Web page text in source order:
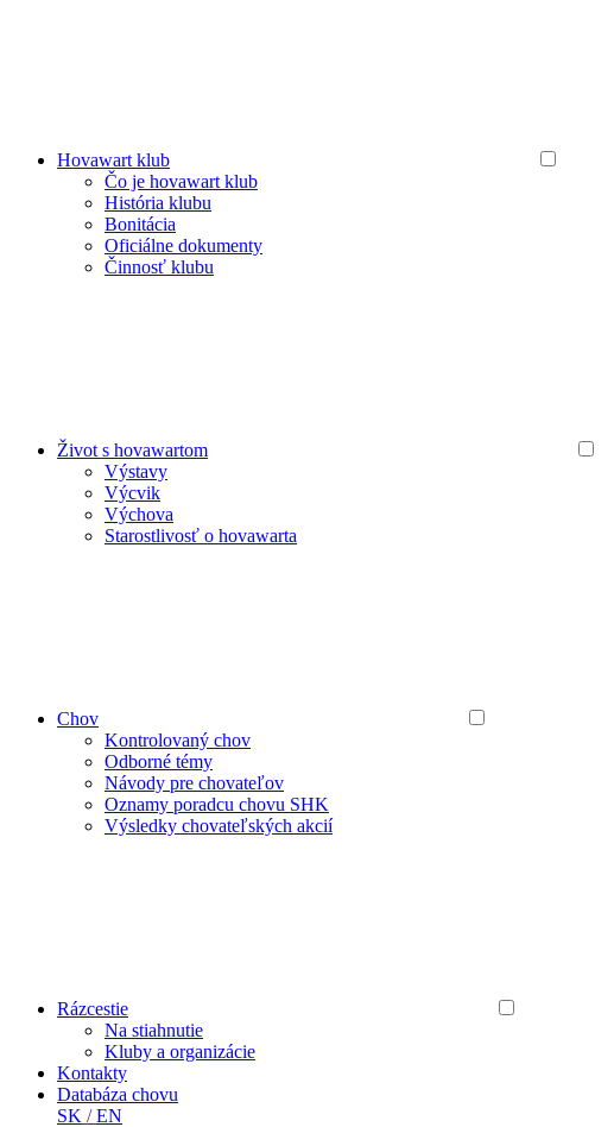
Hovawart klub
Čo je hovawart klub
História klubu
Bonitácia
Oficiálne dokumenty
Činnosť klubu
Život s hovawartom
Výstavy
Výcvik
Výchova
Starostlivosť o hovawarta
Chov
Kontrolovaný chov
Odborné témy
Návody pre chovateľov
Oznamy poradcu chovu SHK
Výsledky chovateľských akcií
Rázcestie
Na stiahnutie
Kluby a organizácie
Kontakty
Databáza chovu
SK /EN